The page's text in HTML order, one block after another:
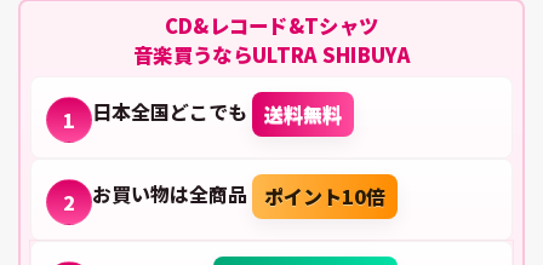
CD&レコード&Tシャツ
音楽買うならULTRA SHIBUYA
1 日本全国どこでも 送料無料
2 お買い物は全商品 ポイント10倍